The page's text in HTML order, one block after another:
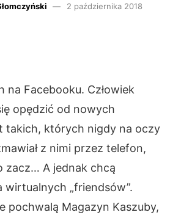
2 października 2018
na Facebooku. Człowiek
opędzić od nowych
takich, których nigdy na oczy
z nimi przez telefon,
zacz… A jednak chcą
wirtualnych „friendsów”.
pochwalą Magazyn Kaszuby,